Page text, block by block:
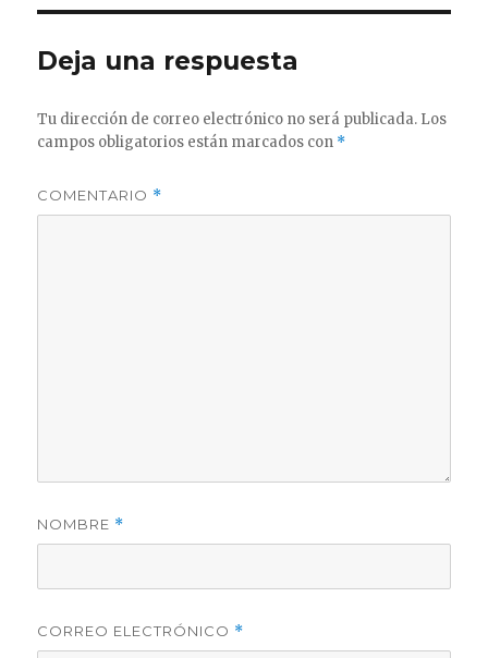
Deja una respuesta
Tu dirección de correo electrónico no será publicada. Los
campos obligatorios están marcados con *
COMENTARIO *
NOMBRE *
CORREO ELECTRÓNICO *